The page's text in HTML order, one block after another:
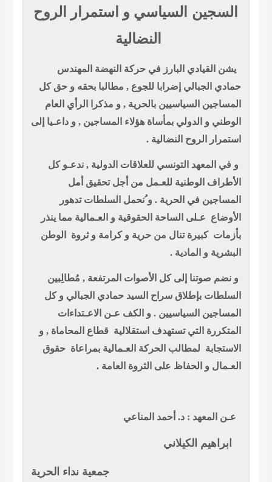
السجين
السياسي و استمرار الروح
النضالية
يشن القيادي البارز في حركة النهضة المهندس
حمادي الجبالي إضرابا للجوع , مطالبا بحقه و حق كل
المساجين السياسيين بالحرية , و مذكرا الرأي العام
الوطني و الدولي بمأساة هؤلاء المساجين , و داعـيا إلى
استمرار الروح النضالية .
و في المعهد التونسي للعلاقات الدولية , ندعـو كل
الأطراف الوطنية للعـمل من أجل تحقيق أمل
المساجين في الحرية . و ُنحمل السلطات تدهور
الأوضاع عـلى الساحة الحقوقية و العـمالية مما ينذر
بأزمات كبيرة تنال من حرية و كرامة و ثروة
الوطن
البشرية و المادية .
و نضم صوتنا إلى كل الأصوات المرتفعة , مُطالِبين
السلطات بإطلاق سراح السيد حمادي الجبالي و كل
المساجين السياسيين . و الكف عـن الاعـتداءات
المتكررة التي تستهدف استقلالية قطاع المحاماة , و
الاستجابة لمطالب الحركة العـمالية بمراعاة حقوق
العـمال و الحفاظ على الثروة العامة .
عـن المعهد :د. أحمد المناعي
ابراهيم الكيلاني
جمعية نداء الحرية